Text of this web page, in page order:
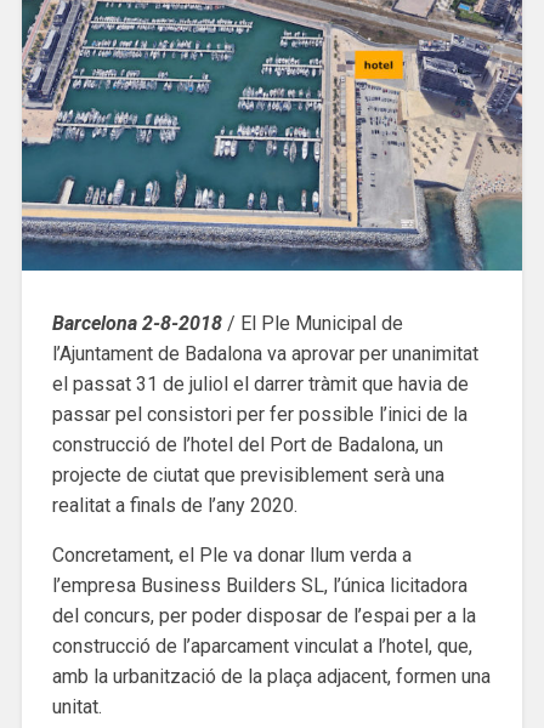
Barcelona 2-8-2018/ El Ple Municipal de
l’Ajuntament de Badalona va aprovar per unanimitat
el passat 31 de juliol el darrer tràmit que havia de
passar pel consistori per fer possible l’inici de la
construcció de l’hotel del Port de Badalona, un
projecte de ciutat que previsiblement serà una
realitat a finals de l’any 2020.
Concretament, el Ple va donar llum verda a
l’empresa Business Builders SL, l’única licitadora
del concurs, per poder disposar de l’espai per a la
construcció de l’aparcament vinculat a l’hotel, que,
amb la urbanització de la plaça adjacent, formen una
unitat.